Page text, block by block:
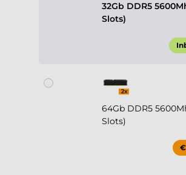
32Gb DDR5
Slots)
64Gb DDR5
Slots)
€